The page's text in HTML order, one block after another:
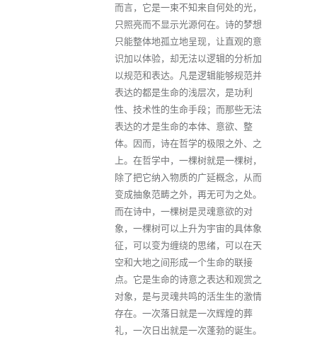
而言，它是一束不知来自何处的光，
只照亮而不显示光源何在。诗的梦想
只能整体地孤立地呈现，让直观的意
识加以体验，却无法以逻辑的分析加
以规范和表达。凡是逻辑能够规范并
表达的都是生命的浅层次，是功利
性、技术性的生命手段；而那些无法
表达的才是生命的本体、意欲、整
体。因而，诗在哲学的极限之外、之
上。在哲学中，一棵树就是一棵树，
除了把它纳入物质的广延概念，从而
变成抽象范畴之外，再无可为之处。
而在诗中，一棵树是灵魂意欲的对
象，一棵树可以上升为宇宙的具体象
征，可以变为缠绕的思绪，可以在天
空和大地之间形成一个生命的联接
点。它是生命的诗意之表达和观赏之
对象，是与灵魂共鸣的活生生的激情
存在。一次落日就是一次辉煌的葬
礼，一次日出就是一次蓬勃的诞生。